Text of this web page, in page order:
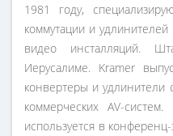
1981 году,
коммутации и
видео инсталляций.
Иерусалиме. Kramer
конвертеры и удлинители
коммерческих AV-
используется в